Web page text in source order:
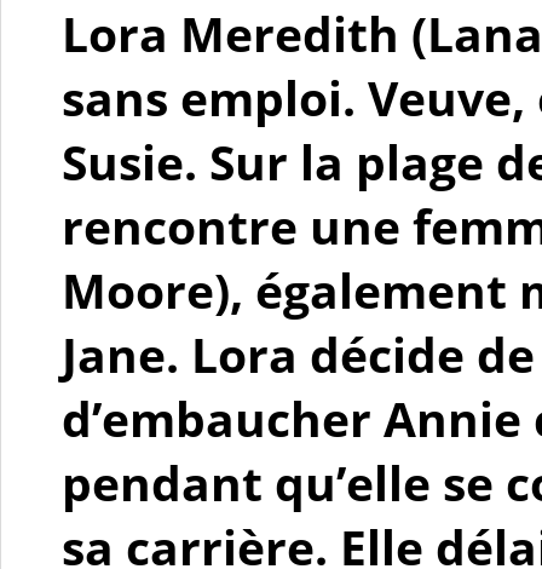
Lora Meredith
sans emploi.
Susie. Sur la plage
rencontre une
Moore), également
Jane. Lora décide
d’embaucher
pendant qu’elle se
sa carrière. Elle